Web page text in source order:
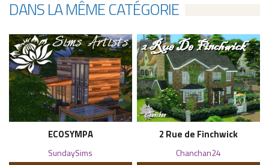
DANS LA MÊME CATÉGORIE
ECOSYMPA
SundaySims
2 Rue de Finchwick
Chanchan24